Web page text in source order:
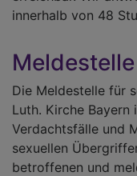
innerhalb von 48
Meldestelle
Die Meldestelle für
Luth. Kirche
Verdachtsfälle und
sexuellen
betroffenen und